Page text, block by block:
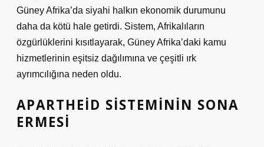
Güney Afrika’da siyahi halkın ekonomik durumunu
daha da kötü hale getirdi. Sistem, Afrikalıların
özgürlüklerini kısıtlayarak, Güney Afrika’daki kamu
hizmetlerinin eşitsiz dağılımına ve çeşitli ırk
ayrımcılığına neden oldu.
APARTHEID SISTEMININ SONA
ERMESI